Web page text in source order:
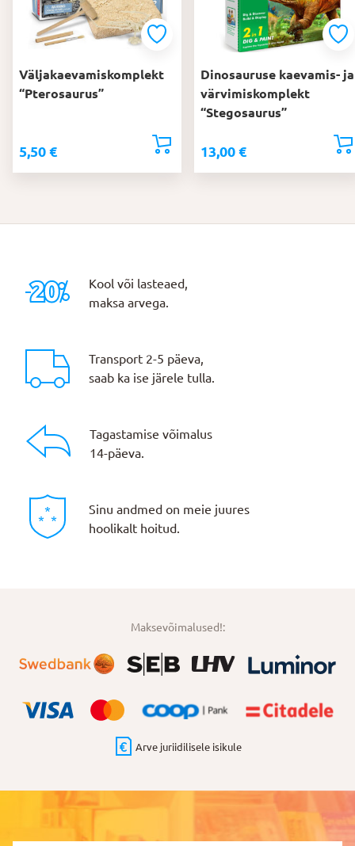
Väljakaevamiskomplekt
“Pterosaurus”
5,50 €
Dinosauruse kaevamis- ja
värvimiskomplekt
“Stegosaurus”
13,00 €
Kool või lasteaed,
maksa arvega.
Transport 2-5 päeva,
saab ka ise järele tulla.
Tagastamise võimalus
14-päeva.
Sinu andmed on meie juures
hoolikalt hoitud.
Maksevõimalused!:
Arve juriidilisele isikule